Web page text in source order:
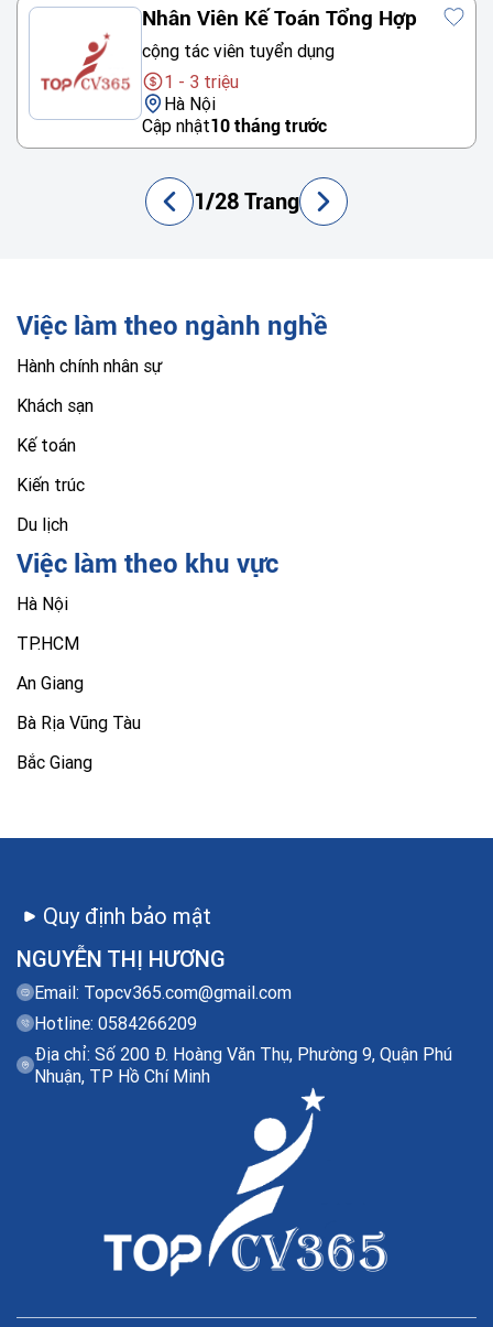
Nhân Viên Kế Toán Tổng Hợp
cộng tác viên tuyển dụng
1 - 3 triệu
Hà Nội
Cập nhật10 tháng trước
1/28 Trang
Việc làm theo ngành nghề
Hành chính nhân sự
Khách sạn
Kế toán
Kiến trúc
Du lịch
Việc làm theo khu vực
Hà Nội
TP.HCM
An Giang
Bà Rịa Vũng Tàu
Bắc Giang
NGUYỄN THỊ HƯƠNG
Email: Topcv365.com@gmail.com
Hotline: 0584266209
Địa chỉ: Số 200 Đ. Hoàng Văn Thụ, Phường 9, Quận Phú
Nhuận, TP Hồ Chí Minh
Quy định bảo mật